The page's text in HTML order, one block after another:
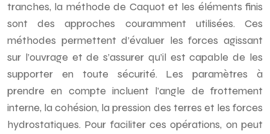
tranches, la méthode de Caquot et les éléments finis
sont des approches couramment utilisées. Ces
méthodes permettent d’évaluer les forces agissant
sur l’ouvrage et de s’assurer qu’il est capable de les
supporter en toute sécurité. Les paramètres à
prendre en compte incluent l’angle de frottement
interne, la cohésion, la pression des terres et les forces
hydrostatiques. Pour faciliter ces opérations, on peut